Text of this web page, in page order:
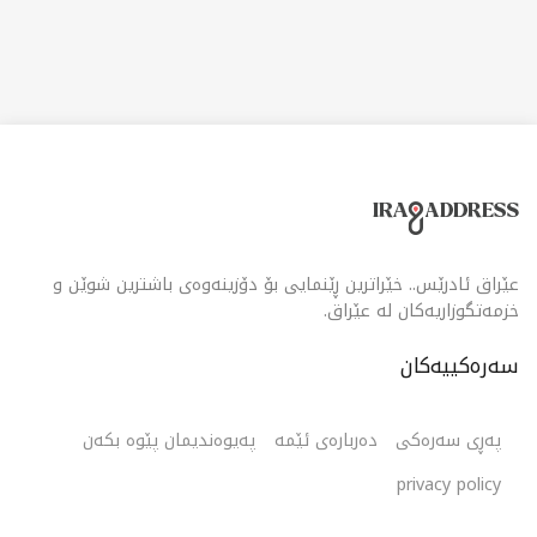
عێراق ئادرێس.. خێراترین ڕێنمایی بۆ دۆزینەوەی باشترین شوێن و
خزمەتگوزاریەکان لە عێراق.
سەرەکییەکان
پەڕی سەرەکی دەربارەی ئێمە
پەیوەندیمان پێوە بکەن
privacy policy